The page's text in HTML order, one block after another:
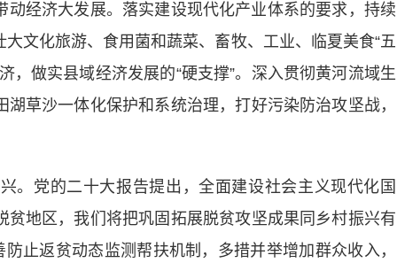
经济大发展。落实建设现代化产业体系的要求，持续
文化旅游、食用菌和蔬菜、畜牧、工业、临夏美食“五
，做实县域经济发展的“硬支撑”。深入贯彻黄河流域生
草沙一体化保护和系统治理，打好污染防治攻坚战，
党的二十大报告提出，全面建设社会主义现代化国
地区，我们将把巩固拓展脱贫攻坚成果同乡村振兴有
止返贫动态监测帮扶机制，多措并举增加群众收入，